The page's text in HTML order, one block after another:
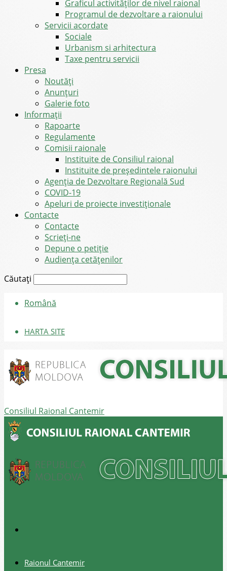
Graficul activităților de nivel raional
Programul de dezvoltare a raionului
Servicii acordate
Sociale
Urbanism si arhitectura
Taxe pentru servicii
Presa
Noutăţi
Anunţuri
Galerie foto
Informații
Rapoarte
Regulamente
Comisii raionale
Instituite de Consiliul raional
Instituite de președintele raionului
Agenția de Dezvoltare Regională Sud
COVID-19
Apeluri de proiecte investiționale
Contacte
Contacte
Scrieți-ne
Depune o petiție
Audiența cetățenilor
Căutați
Română
HARTA SITE
Consiliul Raional Cantemir
Raionul Cantemir